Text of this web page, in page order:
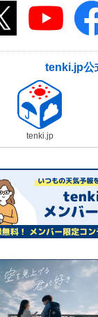
tenki.jp公
tenki.jp